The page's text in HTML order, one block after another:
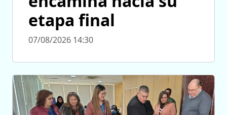
etapa final
07/08/2026 14:30